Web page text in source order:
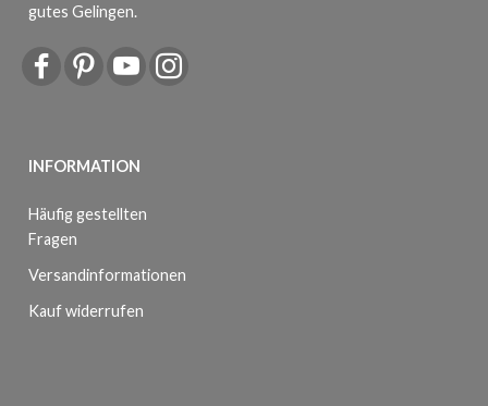
gutes Gelingen.
INFORMATION
Häufig gestellten
Fragen
Versandinformationen
Kauf widerrufen